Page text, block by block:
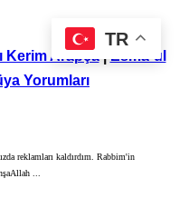
Kerim Arapça|Esma-ul
Yorumları
reklamları kaldırdım. Rabbim'in
...
TR